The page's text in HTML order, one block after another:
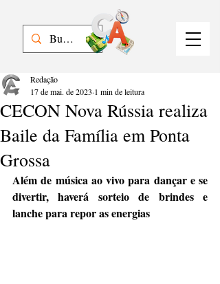
CECON Nova Rússia realiza
Baile da Família em Ponta
Grossa
Redação
17 de mai. de 2023 1 min de leitura
Além de música ao vivo para dançar e se
divertir, haverá sorteio de brindes e
lanche para repor as energias